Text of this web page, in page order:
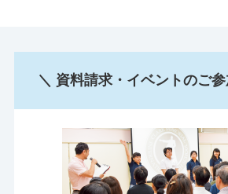
＼ 資料請求・イベントのご